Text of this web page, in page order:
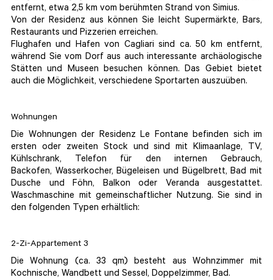
entfernt, etwa 2,5 km vom berühmten Strand von Simius.
Von der Residenz aus können Sie leicht Supermärkte, Bars,
Restaurants und Pizzerien erreichen.
Flughafen und Hafen von Cagliari sind ca. 50 km entfernt,
während Sie vom Dorf aus auch interessante archäologische
Stätten und Museen besuchen können. Das Gebiet bietet
auch die Möglichkeit, verschiedene Sportarten auszuüben.
Wohnungen
Die Wohnungen der Residenz Le Fontane befinden sich im
ersten oder zweiten Stock und sind mit Klimaanlage, TV,
Kühlschrank, Telefon für den internen Gebrauch,
Backofen, Wasserkocher, Bügeleisen und Bügelbrett, Bad mit
Dusche und Föhn, Balkon oder Veranda ausgestattet.
Waschmaschine mit gemeinschaftlicher Nutzung. Sie sind in
den folgenden Typen erhältlich:
2-Zi-Appartement 3
Die Wohnung (ca. 33 qm) besteht aus Wohnzimmer mit
Kochnische, Wandbett und Sessel, Doppelzimmer, Bad.